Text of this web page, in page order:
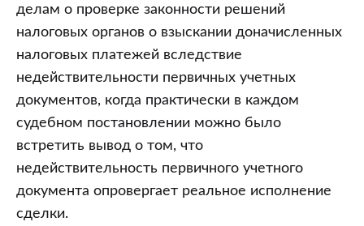
делам о проверке законности решений
налоговых органов о взыскании доначисленных
налоговых платежей вследствие
недействительности первичных учетных
документов, когда практически в каждом
судебном постановлении можно было
встретить вывод о том, что
недействительность первичного учетного
документа опровергает реальное исполнение
сделки.